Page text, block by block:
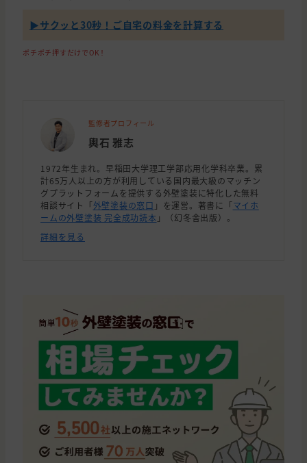
▶︎サクッと30秒！ご自宅の料金を計算する
ポチポチ押すだけでOK！
監修者プロフィール
輿石 雅志
1972年生まれ。早稲田大学理工学部応用化学科卒業。累
計65万人以上の方が利用している国内最大級のマッチン
グプラットフォームを提供する外壁塗装に特化した無料
相談サイト「外壁塗装の窓口 」を運営。著書に「マイホ
ームの外壁塗装 完全成功読本 」（幻冬舎出版）。
詳細を見る